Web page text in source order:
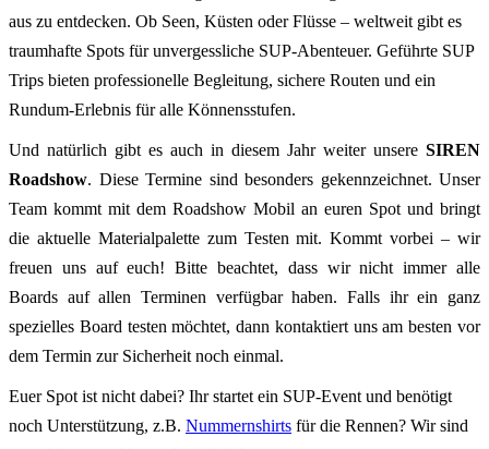
aus zu entdecken. Ob Seen, Küsten oder Flüsse – weltweit gibt es
traumhafte Spots für unvergessliche SUP‑Abenteuer. Geführte SUP
Trips bieten professionelle Begleitung, sichere Routen und ein
Rundum‑Erlebnis für alle Könnensstufen.
Und natürlich gibt es auch in diesem Jahr weiter unsere SIREN
Roadshow. Diese Termine sind besonders gekennzeichnet. Unser
Team kommt mit dem Roadshow Mobil an euren Spot und bringt
die aktuelle Materialpalette zum Testen mit. Kommt vorbei – wir
freuen uns auf euch! Bitte beachtet, dass wir nicht immer alle
Boards auf allen Terminen verfügbar haben. Falls ihr ein ganz
spezielles Board testen möchtet, dann kontaktiert uns am besten vor
dem Termin zur Sicherheit noch einmal.
Euer Spot ist nicht dabei? Ihr startet ein SUP-Event und benötigt
noch Unterstützung, z.B. Nummernshirts für die Rennen? Wir sind